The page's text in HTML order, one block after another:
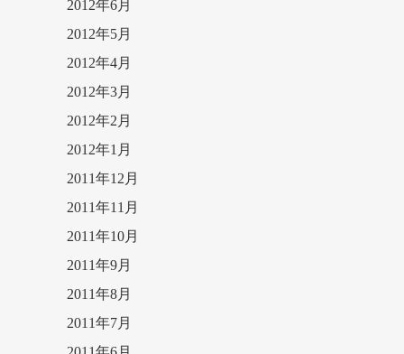
2012年6月
2012年5月
2012年4月
2012年3月
2012年2月
2012年1月
2011年12月
2011年11月
2011年10月
2011年9月
2011年8月
2011年7月